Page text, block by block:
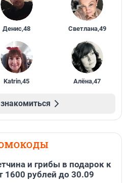
Денис,48 Светлана,49
Katrin,45 Алёна,47
и грибы в подарок к
1600 рублей до 30.09